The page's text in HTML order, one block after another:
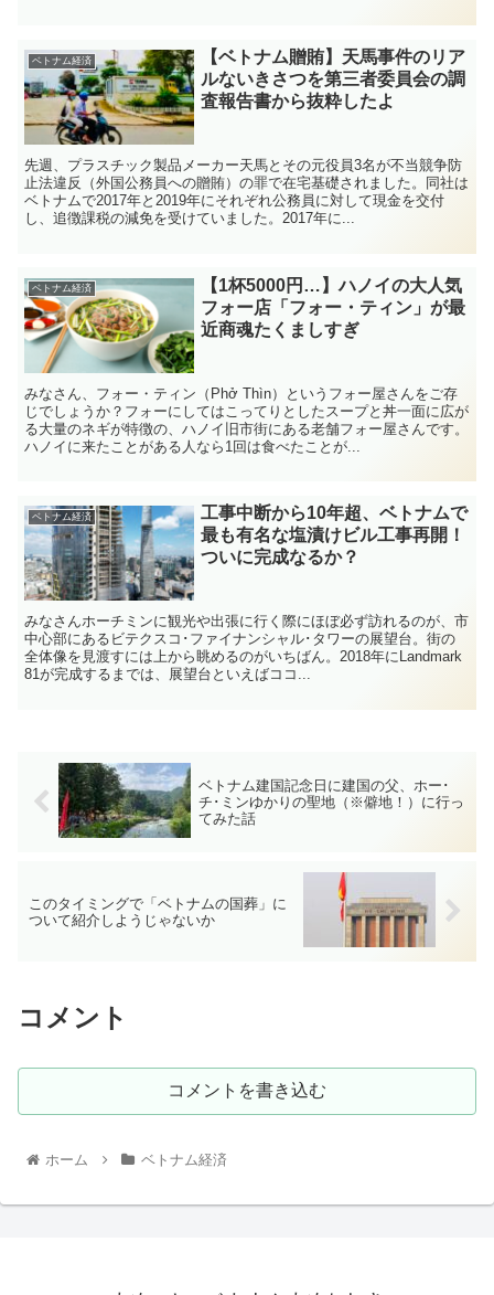
ベトナム経済
【ベトナム贈賄】天馬事件のリア
ルないきさつを第三者委員会の調
査報告書から抜粋したよ
先週、プラスチック製品メーカー天馬とその元役員3名が不当競争防
止法違反（外国公務員への贈賄）の罪で在宅基礎されました。同社は
ベトナムで2017年と2019年にそれぞれ公務員に対して現金を交付
し、追徴課税の減免を受けていました。2017年に...
ベトナム経済
【1杯5000円…】ハノイの大人気
フォー店「フォー・ティン」が最
近商魂たくましすぎ
みなさん、フォー・ティン（Phở Thìn）というフォー屋さんをご存
じでしょうか？フォーにしてはこってりとしたスープと丼一面に広が
る大量のネギが特徴の、ハノイ旧市街にある老舗フォー屋さんです。
ハノイに来たことがある人なら1回は食べたことが...
ベトナム経済
工事中断から10年超、ベトナムで
最も有名な塩漬けビル工事再開！
ついに完成なるか？
みなさんホーチミンに観光や出張に行く際にほぼ必ず訪れるのが、市
中心部にあるビテクスコ･ファイナンシャル･タワーの展望台。街の
全体像を見渡すには上から眺めるのがいちばん。2018年にLandmark
81が完成するまでは、展望台といえばココ...
ベトナム建国記念日に建国の父、ホー･
チ･ミンゆかりの聖地（※僻地！）に行っ
てみた話
このタイミングで「ベトナムの国葬」に
ついて紹介しようじゃないか
コメント
コメントを書き込む
ホーム ベトナム経済